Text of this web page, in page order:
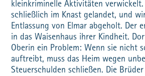
kleinkriminelle Aktivitäten verwickelt.
schließlich im Knast gelandet, und
Entlassung von Elmar abgeholt. Der
in das Waisenhaus ihrer Kindheit.
Oberin ein Problem: Wenn sie nicht
auftreibt, muss das Heim wegen
Steuerschulden schließen. Die